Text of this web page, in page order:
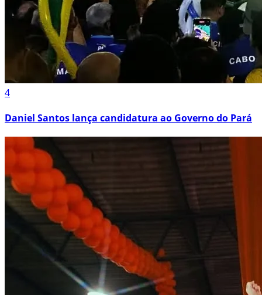
4
Daniel Santos lança candidatura ao Governo do Pará